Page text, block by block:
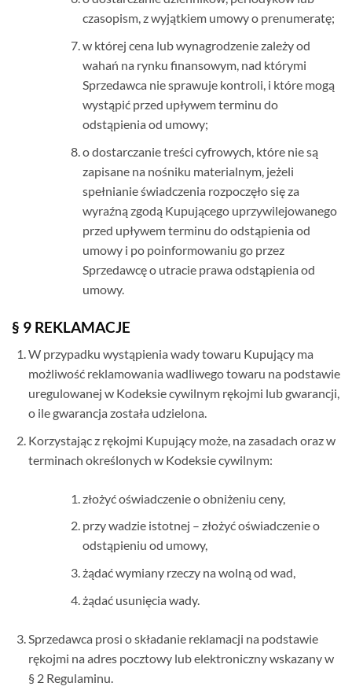
czasopism, z wyjątkiem umowy o prenumeratę;
w której cena lub wynagrodzenie zależy od
wahań na rynku finansowym, nad którymi
Sprzedawca nie sprawuje kontroli, i które mogą
wystąpić przed upływem terminu do
odstąpienia od umowy;
o dostarczanie treści cyfrowych, które nie są
zapisane na nośniku materialnym, jeżeli
spełnianie świadczenia rozpoczęło się za
wyraźną zgodą Kupującego uprzywilejowanego
przed upływem terminu do odstąpienia od
umowy i po poinformowaniu go przez
Sprzedawcę o utracie prawa odstąpienia od
umowy.
§ 9 REKLAMACJE
W przypadku wystąpienia wady towaru Kupujący ma
możliwość reklamowania wadliwego towaru na podstawie
uregulowanej w Kodeksie cywilnym rękojmi lub gwarancji,
o ile gwarancja została udzielona.
Korzystając z rękojmi Kupujący może, na zasadach oraz w
terminach określonych w Kodeksie cywilnym:
złożyć oświadczenie o obniżeniu ceny,
przy wadzie istotnej – złożyć oświadczenie o
odstąpieniu od umowy,
żądać wymiany rzeczy na wolną od wad,
żądać usunięcia wady.
Sprzedawca prosi o składanie reklamacji na podstawie
rękojmi na adres pocztowy lub elektroniczny wskazany w
§ 2 Regulaminu.